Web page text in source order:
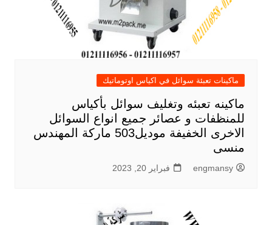
ماكينات تعبئة سوائل في اكياس اوتوماتيك
ماكينه تعبئه وتغليف سوائل بأكياس
للمنظفات و عصائر جميع انواع السوائل
الاخرى الخفيفة موديل503 ماركة المهندس
منسى
engmansy فبراير 20, 2023